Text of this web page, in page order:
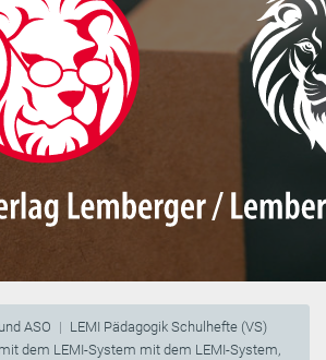
ASO
LEMI Pädagogik Schulhefte (VS)
dem LEMI-System mit dem LEMI-System,